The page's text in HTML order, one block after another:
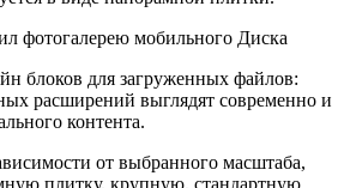
блоков для загруженных файлов:
расширений выглядят современно и
контента.
от выбранного масштаба,
плитку, крупную, стандартную